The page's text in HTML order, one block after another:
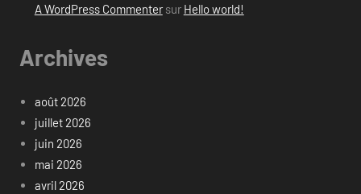
A WordPress Commentersur Hello world!
Archives
août 2026
juillet 2026
juin 2026
mai 2026
avril 2026